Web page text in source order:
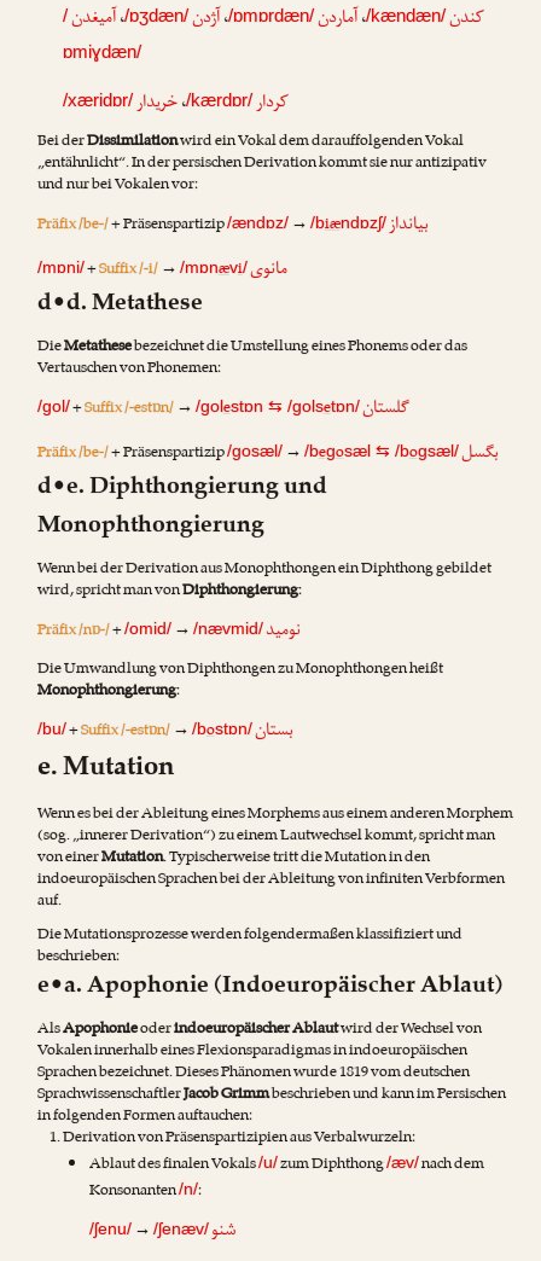
کندن/kændæn/،آماردن/ɒmɒrdæn/،آژدن/ɒʒdæn/،آمیغدن/
ɒmiɣdæn/
کردار/kærdɒr/،خریدار/xæridɒr/
Bei derDissimilationwird ein Vokal dem darauffolgenden Vokal
„entähnlicht“. In der persischen Derivation kommt sie nur antizipativ
und nur bei Vokalen vor:
Präfix /be-/+ Präsenspartizip/ændɒz/→ /biændɒzʃ/بیانداز
/mɒni/+Suffix /-i/→ /mɒnævi/مانوی
d•d. Metathese
DieMetathesebezeichnet die Umstellung eines Phonems oder das
Vertauschen von Phonemen:
/gol/+Suffix /-estɒn/→ /golestɒn ⇆ /golsetɒn/گلستان
Präfix /be-/+ Präsenspartizip/gosæl/→ /begosæl ⇆ /bogsæl/بگسل
d•e. Diphthongierung und
Monophthongierung
Wenn bei der Derivation aus Monophthongen ein Diphthong gebildet
wird, spricht man vonDiphthongierung:
Präfix /nɒ-/+/omid/→ /nævmid/ نومید
Die Umwandlung von Diphthongen zu Monophthongen heißt
Monophthongierung:
/bu/+Suffix /-estɒn/→ /bostɒn/بستان
e. Mutation
Wenn es bei der Ableitung eines Morphems aus einem anderen Morphem
(sog. „innerer Derivation“) zu einem Lautwechsel kommt, spricht man
von einerMutation. Typischerweise tritt die Mutation in den
indoeuropäischen Sprachen bei der Ableitung von infiniten Verbformen
auf.
Die Mutationsprozesse werden folgendermaßen klassifiziert und
beschrieben:
e•a. Apophonie (Indoeuropäischer Ablaut)
AlsApophonieoderindoeuropäischer Ablautwird der Wechsel von
Vokalen innerhalb eines Flexionsparadigmas in indoeuropäischen
Sprachen bezeichnet. Dieses Phänomen wurde 1819 vom deutschen
SprachwissenschaftlerJacob Grimmbeschrieben und kann im Persischen
in folgenden Formen auftauchen:
Derivation von Präsenspartizipien aus Verbalwurzeln:
Ablaut des finalen Vokals/u/zum Diphthong/æv/nach dem
Konsonanten/n/:
/ʃenu/→ /ʃenæv/شنو